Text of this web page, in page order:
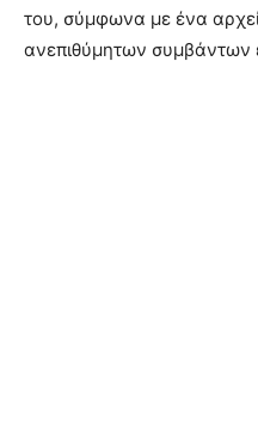
του, σύμφωνα με ένα
ανεπιθύμητων συμβάντων